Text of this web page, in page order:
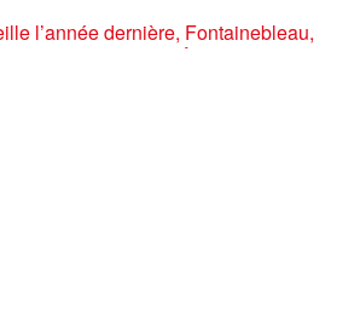
l’année dernière, Fontainebleau,
la Drôme et les Écrins cette année